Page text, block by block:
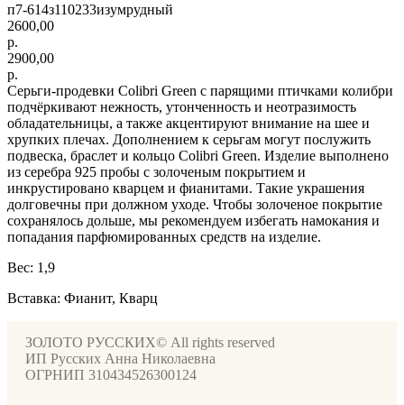
п7-614з110233изумрудный
2600,00
р.
2900,00
р.
Серьги-продевки Colibri Green с парящими птичками колибри
подчёркивают нежность, утонченность и неотразимость
обладательницы, а также акцентируют внимание на шее и
хрупких плечах. Дополнением к серьгам могут послужить
подвеска, браслет и кольцо Colibri Green. Изделие выполнено
из серебра 925 пробы с золоченым покрытием и
инкрустировано кварцем и фианитами. Такие украшения
долговечны при должном уходе. Чтобы золоченое покрытие
сохранялось дольше, мы рекомендуем избегать намокания и
попадания парфюмированных средств на изделие.
Вес: 1,9
Вставка: Фианит, Кварц
ЗОЛОТО РУССКИХ© All rights reserved
ИП Русских Анна Николаевна
ОГРНИП 310434526300124